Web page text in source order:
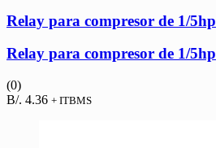
Relay para compresor de 1/5hp
Relay para compresor de 1/5hp
(0)
B/. 4.36 + ITBMS